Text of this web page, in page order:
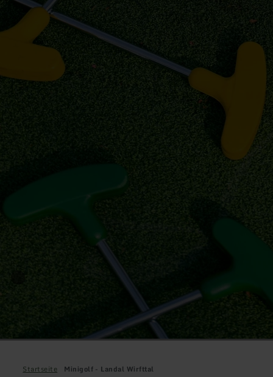
Startseite Minigolf - Landal Wirfttal